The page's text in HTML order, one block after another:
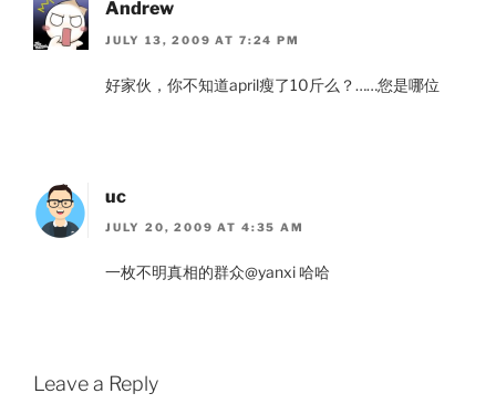
Andrew
JULY 13, 2009 AT 7:24 PM
好家伙，你不知道april瘦了10斤么？……您是哪位
uc
JULY 20, 2009 AT 4:35 AM
一枚不明真相的群众@yanxi 哈哈
Leave a Reply